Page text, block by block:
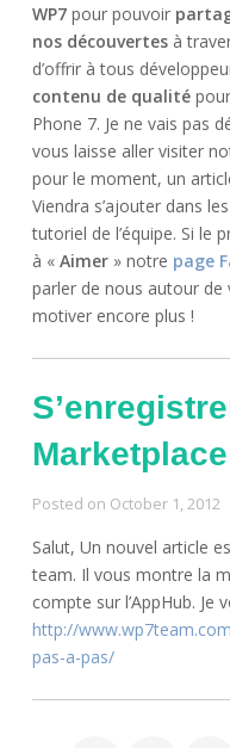
WP7pour pouvoir
nos découvertesà
d’offrir à tous
contenu de qualitépour
Phone 7. Je ne vais pas
vous laisse aller visiter
pour le moment, un
Viendra s’ajouter dans
tutoriel de l’équipe. Si le
à « Aimer» notre page
parler de nous autour de
motiver encore plus !
Posted on October 1, 2012
Salut, Un nouvel article
team. Il vous montre la
compte sur l’AppHub. Je
http://
pas-a-pas/